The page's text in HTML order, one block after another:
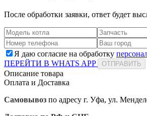
После обработки заявки, ответ будет
Я даю согласие на обработку
ПЕРЕЙТИ В WHATS APP
ОТПРАВИТЬ
Описание товара
Оплата и Доставка
Самовывоз по адресу г. Уфа, ул.